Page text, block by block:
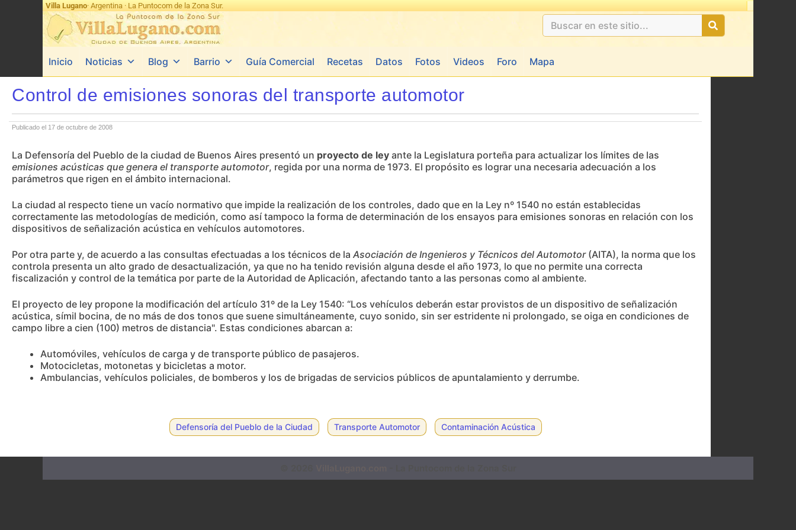
Villa Lugano· Argentina · La Puntocom de la Zona Sur.
Inicio Noticias Blog Barrio Guía Comercial Recetas Datos Fotos Videos Foro Mapa
Control de emisiones sonoras del transporte automotor
Publicado el 17 de octubre de 2008
La Defensoría del Pueblo de la ciudad de Buenos Aires presentó un proyecto de ley ante la Legislatura porteña para actualizar los límites de las
emisiones acústicas que genera el transporte automotor, regida por una norma de 1973. El propósito es lograr una necesaria adecuación a los
parámetros que rigen en el ámbito internacional.
La ciudad al respecto tiene un vacío normativo que impide la realización de los controles, dado que en la Ley nº 1540 no están establecidas
correctamente las metodologías de medición, como así tampoco la forma de determinación de los ensayos para emisiones sonoras en relación con los
dispositivos de señalización acústica en vehículos automotores.
Por otra parte y, de acuerdo a las consultas efectuadas a los técnicos de la Asociación de Ingenieros y Técnicos del Automotor(AITA), la norma que los
controla presenta un alto grado de desactualización, ya que no ha tenido revisión alguna desde el año 1973, lo que no permite una correcta
fiscalización y control de la temática por parte de la Autoridad de Aplicación, afectando tanto a las personas como al ambiente.
El proyecto de ley propone la modificación del artículo 31º de la Ley 1540: “Los vehículos deberán estar provistos de un dispositivo de señalización
acústica, símil bocina, de no más de dos tonos que suene simultáneamente, cuyo sonido, sin ser estridente ni prolongado, se oiga en condiciones de
campo libre a cien (100) metros de distancia". Estas condiciones abarcan a:
Automóviles, vehículos de carga y de transporte público de pasajeros.
Motocicletas, motonetas y bicicletas a motor.
Ambulancias, vehículos policiales, de bomberos y los de brigadas de servicios públicos de apuntalamiento y derrumbe.
Defensoría del Pueblo de la Ciudad Transporte Automotor Contaminación Acústica